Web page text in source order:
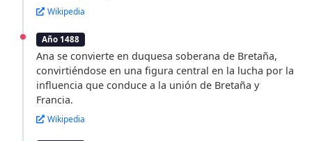
Wikipedia
Año 1488
Ana se convierte en duquesa soberana de Bretaña,
convirtiéndose en una figura central en la lucha por la
influencia que conduce a la unión de Bretaña y
Francia.
Wikipedia